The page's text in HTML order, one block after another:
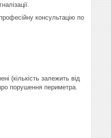
консультацію по
(кількість залежить від
порушення периметра.